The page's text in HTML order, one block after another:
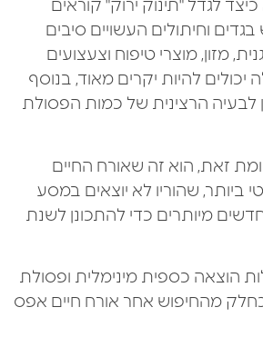
לגדל "תינוק ירוק" קוראים
וחיתולים העשויים סיבים
מזון, מוצרי טיפוח וצעצועים
יכולים להיות יקרים מאוד, בנוסף
לבעיה הרצינית של כמות הפסולת
זאת, הוא זה שאורח החיים
ביותר, שהוריו לא יוצאים במסע
מיותרים כדי להתכונן לשנת
הוצאה כספית מינימלית ופסולת
מהחיפוש אחר אורח חיים אפס